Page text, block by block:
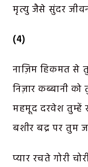
मृत्यु जैसे सुंदर
(4)
नाज़िम हिकमत से
निज़ार कब्बानी
महमूद दरवेश तुम्हें
बशीर बद्र पर तुम
प्यार रचते गोरी